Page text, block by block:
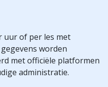
uur of per les met
worden
met officiële platformen
administratie.